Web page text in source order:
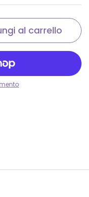
al carrello